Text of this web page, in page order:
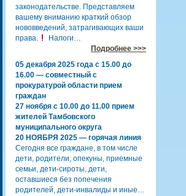
законодательстве. Представляем
вашему вниманию краткий обзор
нововведений, затрагивающих ваши
права.
Налоги…
Подробнее >>>
05 декабря 2025 года с 15.00 до
16.00 — совместный с
прокуратурой области прием
граждан
27 ноября с 10.00 до 11.00 прием
жителей Тамбовского
муниципального округа
20 НОЯБРЯ 2025 — горячая линия
Сегодня все граждане, в том числе
дети, родители, опекуны, приемные
семьи, дети-сироты, дети,
оставшиеся без попечения
родителей, дети-инвалиды и иные…